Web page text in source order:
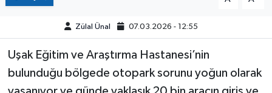
Zülal Ünal 07.03.2026 - 12:55
Uşak Eğitim ve Araştırma Hastanesi’nin
bulunduğu bölgede otopark sorunu yoğun olarak